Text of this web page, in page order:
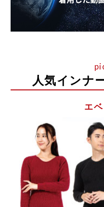
人気インナ
エ